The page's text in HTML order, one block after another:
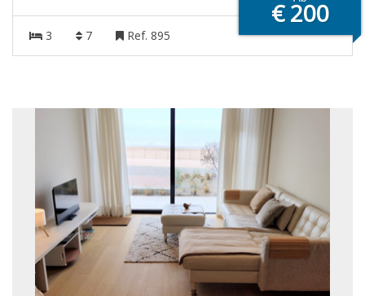
€ 200
3 7 Ref. 895